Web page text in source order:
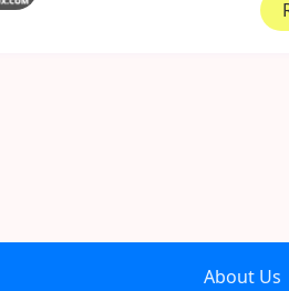
About Us